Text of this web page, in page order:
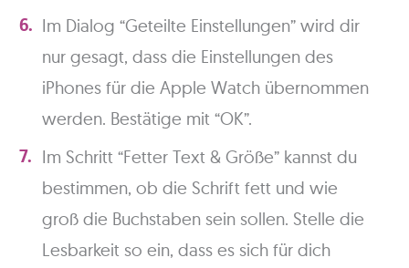
Im Dialog “Geteilte Einstellungen” wird dir
nur gesagt, dass die Einstellungen des
iPhones für die Apple Watch übernommen
werden. Bestätige mit “OK”.
Im Schritt “Fetter Text & Größe” kannst du
bestimmen, ob die Schrift fett und wie
groß die Buchstaben sein sollen. Stelle die
Lesbarkeit so ein, dass es sich für dich